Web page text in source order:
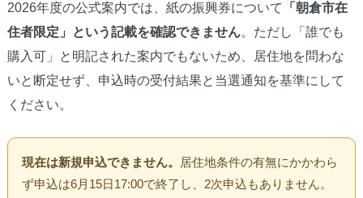
2026年度の公式案内では、紙の振興券について
「朝倉市在
住者限定」という記載を確認できません。ただし「誰でも
購入可」と明記された案内でもないため、居住地を問わな
いと断定せず、申込時の受付結果と当選通知を基準にして
ください。
現在は新規申込できません。 居住地条件の有無にかかわら
ず申込は6月15日17:00で終了し、2次申込もありません。